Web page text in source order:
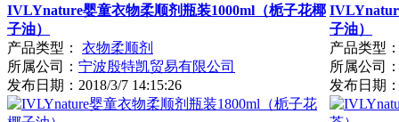
IVLYnature婴童衣物柔顺剂瓶装1000ml（栀子花椰
子油）
产品类型：
衣物柔顺剂
所属公司： 宁波殷特凯贸易有限公司
发布日期： 2018/3/7 14:15:26
子油）
产品类型
所属公司
发布日期